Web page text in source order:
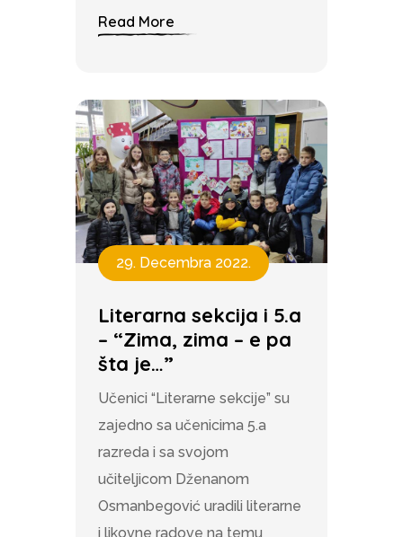
Read More
29. Decembra 2022.
Literarna sekcija i 5.a
– “Zima, zima – e pa
šta je…”
Učenici “Literarne sekcije” su
zajedno sa učenicima 5.a
razreda i sa svojom
učiteljicom Dženanom
Osmanbegović uradili literarne
i likovne radove na temu